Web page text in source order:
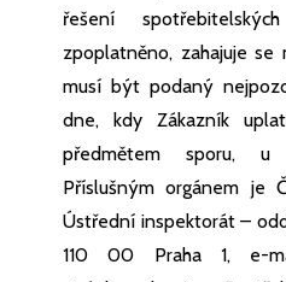
řešení
zpoplatněno, zahajuje se
musí být podaný
dne, kdy Zákazník
předmětem sporu, u
Příslušným orgánem je
Ústřední inspektorát –
110 00 Praha 1, e-